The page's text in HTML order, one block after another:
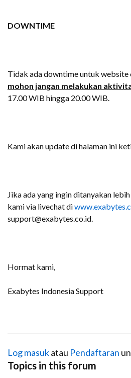
DOWNTIME
Tidak ada downtime untuk website
mohon jangan melakukan
17.00 WIB hingga 20.00 WIB.
Kami akan update di halaman ini
Jika ada yang ingin ditanyakan
kami via livechat di
support@exabytes.co.id.
Hormat kami,
Exabytes Indonesia Support
Log masukatau Pendaftaran
Topics in this forum